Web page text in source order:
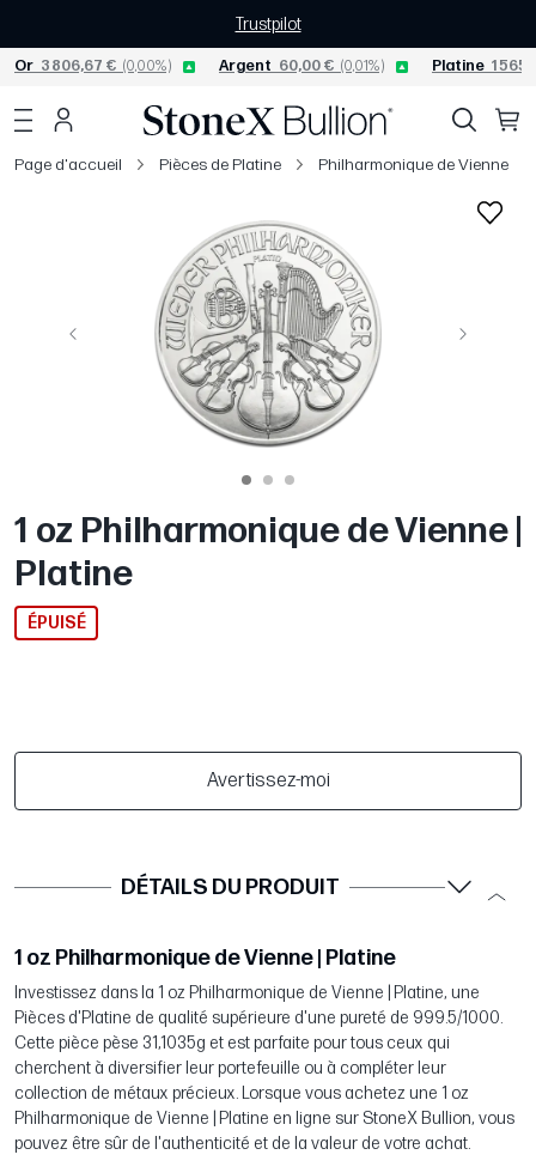
Trustpilot
Or 3 806,67 € (0,00%) Argent 60,00 € (0,01%) Platine 1
Page d'accueil Pièces de Platine Philharmonique de Vienne
Précédent Suivant
1 oz Philharmonique de Vienne |
Platine
ÉPUISÉ
Avertissez-moi
DÉTAILS DU PRODUIT
1 oz Philharmonique de Vienne | Platine
Investissez dans la 1 oz Philharmonique de Vienne | Platine, une
Pièces d'Platine de qualité supérieure d'une pureté de 999.5/1000.
Cette pièce pèse 31,1035g et est parfaite pour tous ceux qui
cherchent à diversifier leur portefeuille ou à compléter leur
collection de métaux précieux. Lorsque vous achetez une 1 oz
Philharmonique de Vienne | Platine en ligne sur StoneX Bullion, vous
pouvez être sûr de l'authenticité et de la valeur de votre achat.